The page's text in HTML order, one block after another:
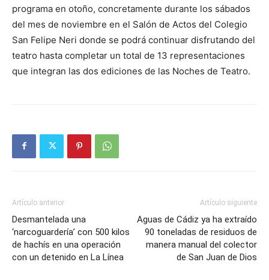
programa en otoño, concretamente durante los sábados
del mes de noviembre en el Salón de Actos del Colegio
San Felipe Neri donde se podrá continuar disfrutando del
teatro hasta completar un total de 13 representaciones
que integran las dos ediciones de las Noches de Teatro.
Artículo anterior
Desmantelada una
‘narcoguardería’ con 500 kilos
de hachís en una operación
con un detenido en La Línea
Artículo siguiente
Aguas de Cádiz ya ha extraído
90 toneladas de residuos de
manera manual del colector
de San Juan de Dios